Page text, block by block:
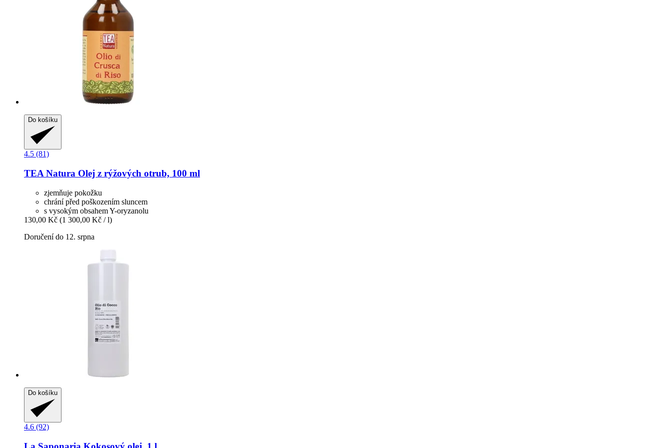
Do košíku
4.5 (81)
TEA Natura Olej z rýžových otrub, 100 ml
zjemňuje pokožku
chrání před poškozením sluncem
s vysokým obsahem Y-oryzanolu
130,00 Kč (1 300,00 Kč / l)
Doručení do 12. srpna
Do košíku
4.6 (92)